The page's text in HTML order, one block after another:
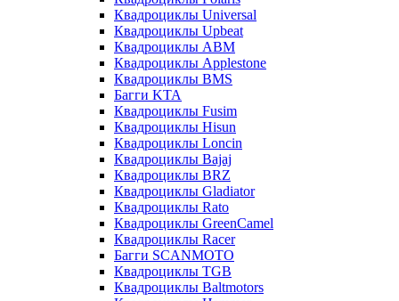
Квадроциклы Universal
Квадроциклы Upbeat
Квадроциклы ABM
Квадроциклы Applestone
Квадроциклы BMS
Багги KTA
Квадроциклы Fusim
Квадроциклы Hisun
Квадроциклы Loncin
Квадроциклы Bajaj
Квадроциклы BRZ
Квадроциклы Gladiator
Квадроциклы Rato
Квадроциклы GreenCamel
Квадроциклы Racer
Багги SCANMOTO
Квадроциклы TGB
Квадроциклы Baltmotors